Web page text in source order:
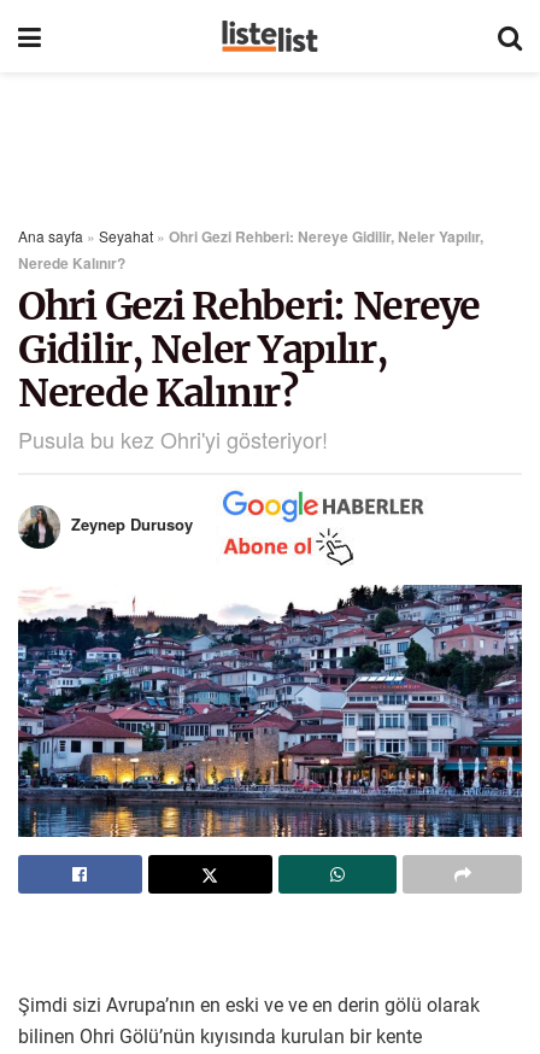
Ana sayfa » Seyahat » Ohri Gezi Rehberi: Nereye Gidilir, Neler Yapılır,
Nerede Kalınır?
Ohri Gezi Rehberi: Nereye
Gidilir, Neler Yapılır,
Nerede Kalınır?
Pusula bu kez Ohri'yi gösteriyor!
Zeynep Durusoy
Şimdi sizi Avrupa’nın en eski ve ve en derin gölü olarak
bilinen Ohri Gölü’nün kıyısında kurulan bir kente